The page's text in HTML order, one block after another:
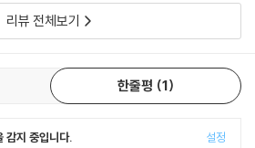
리뷰 전체보기
한줄평 1
감지 중입니다. 설정